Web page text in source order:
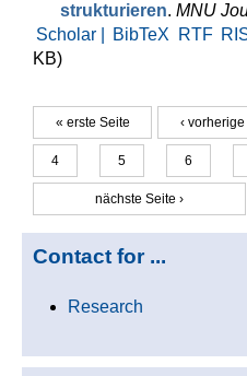
strukturieren. MNU
Scholar |
BibTeX RTF
KB)
Seiten
« erste Seite ‹
4 5 6
nächste Seite ›
Contact for ...
Research